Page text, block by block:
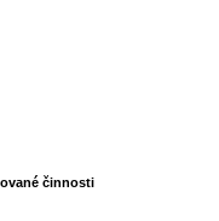
činnosti